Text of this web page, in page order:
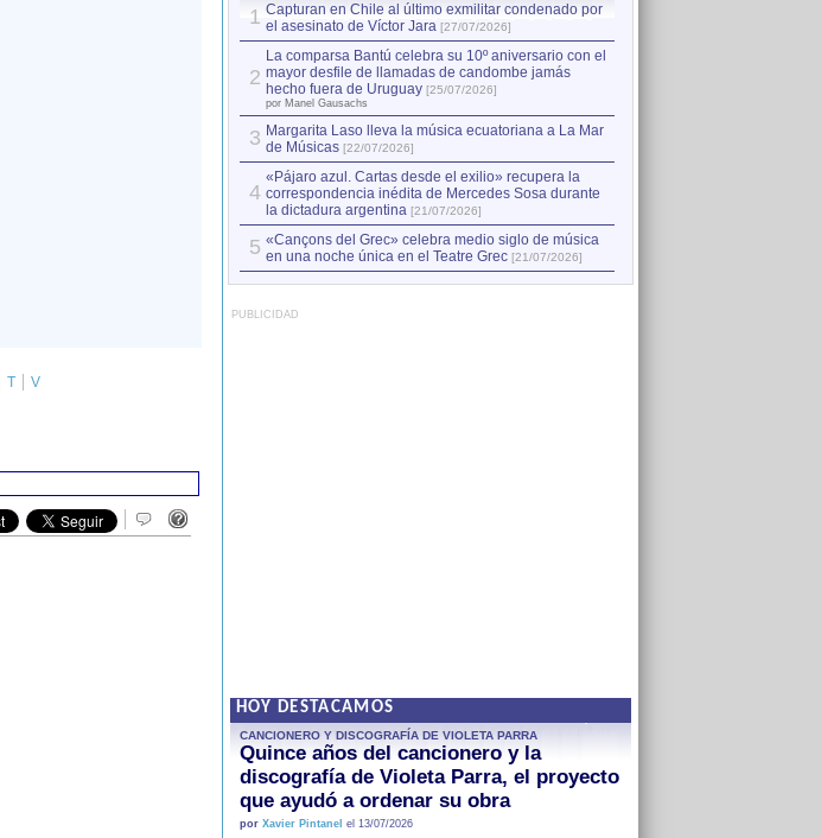
T V
1 Capturan en Chile al último exmilitar condenado por
el asesinato de Víctor Jara [27/07/2026]
2
La comparsa Bantú celebra su 10º aniversario con el
mayor desfile de llamadas de candombe jamás
hecho fuera de Uruguay [25/07/2026]
por Manel Gausachs
3 Margarita Laso lleva la música ecuatoriana a La Mar
de Músicas [22/07/2026]
4
«Pájaro azul. Cartas desde el exilio» recupera la
correspondencia inédita de Mercedes Sosa durante
la dictadura argentina [21/07/2026]
5 «Cançons del Grec» celebra medio siglo de música
en una noche única en el Teatre Grec [21/07/2026]
PUBLICIDAD
HOY DESTACAMOS
CANCIONERO Y DISCOGRAFÍA DE VIOLETA PARRA
Quince años del cancionero y la
discografía de Violeta Parra, el proyecto
que ayudó a ordenar su obra
por Xavier Pintanel el 13/07/2026